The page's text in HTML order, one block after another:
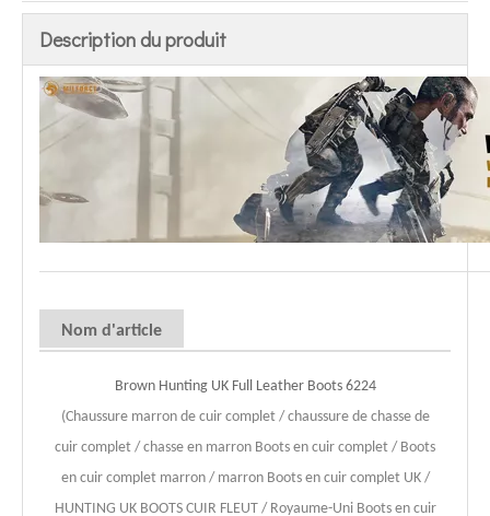
Description du produit
Nom d'article
Brown Hunting UK Full Leather Boots 6224
(Chaussure marron de cuir complet / chaussure de chasse de
cuir complet / chasse en marron Boots en cuir complet / Boots
en cuir complet marron / marron Boots en cuir complet UK /
HUNTING UK BOOTS CUIR FLEUT / Royaume-Uni Boots en cuir